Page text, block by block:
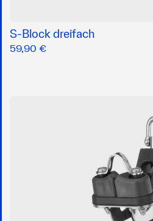
S-Block dreifach
59,90 €